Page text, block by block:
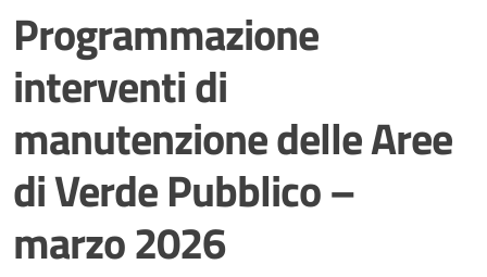
Programmazione
interventi di
manutenzione delle Aree
di Verde Pubblico –
marzo 2026